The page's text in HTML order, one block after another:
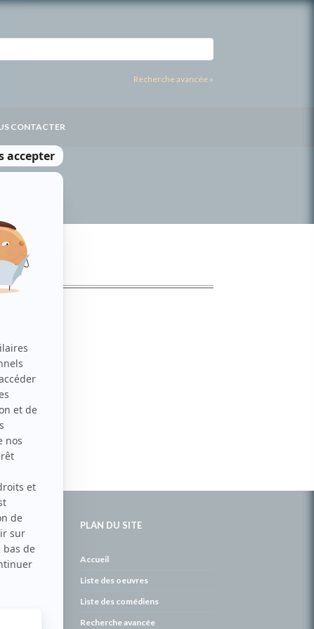
Recherche avancée »
CONTACTER
PLAN DU SITE
Accueil
Liste des oeuvres
Liste des comédiens
Recherche avancée